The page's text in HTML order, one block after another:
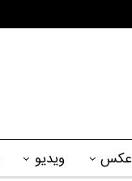
عکس ویدیو